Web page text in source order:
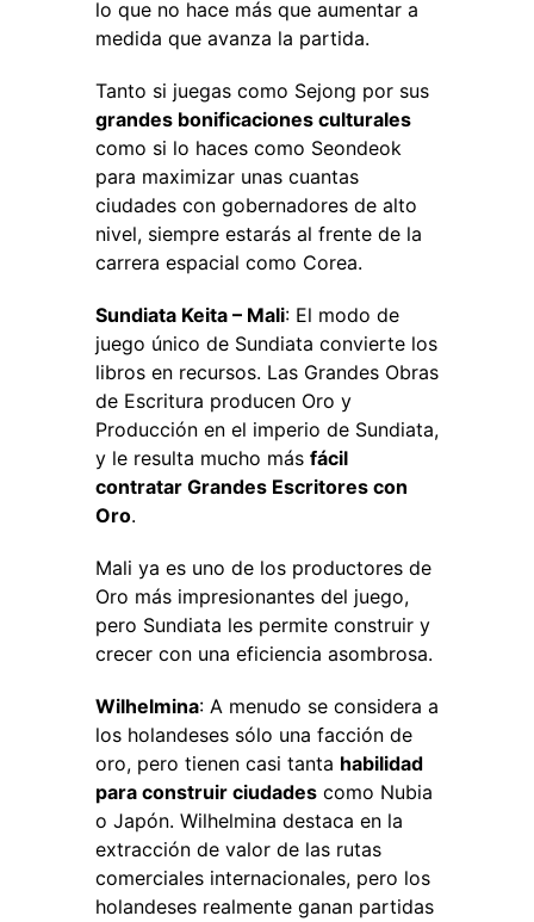
lo que no hace más que aumentar a
medida que avanza la partida.
Tanto si juegas como Sejong por sus
grandes bonificaciones culturales
como si lo haces como Seondeok
para maximizar unas cuantas
ciudades con gobernadores de alto
nivel, siempre estarás al frente de la
carrera espacial como Corea.
Sundiata Keita – Mali: El modo de
juego único de Sundiata convierte los
libros en recursos. Las Grandes Obras
de Escritura producen Oro y
Producción en el imperio de Sundiata,
y le resulta mucho más fácil
contratar Grandes Escritores con
Oro.
Mali ya es uno de los productores de
Oro más impresionantes del juego,
pero Sundiata les permite construir y
crecer con una eficiencia asombrosa.
Wilhelmina: A menudo se considera a
los holandeses sólo una facción de
oro, pero tienen casi tanta habilidad
para construir ciudades como Nubia
o Japón. Wilhelmina destaca en la
extracción de valor de las rutas
comerciales internacionales, pero los
holandeses realmente ganan partidas